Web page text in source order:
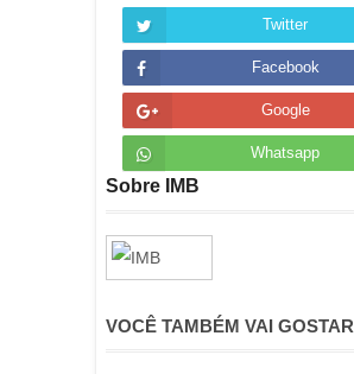
Twitter
Facebook
Google
Whatsapp
Sobre IMB
VOCÊ TAMBÉM VAI GOSTAR